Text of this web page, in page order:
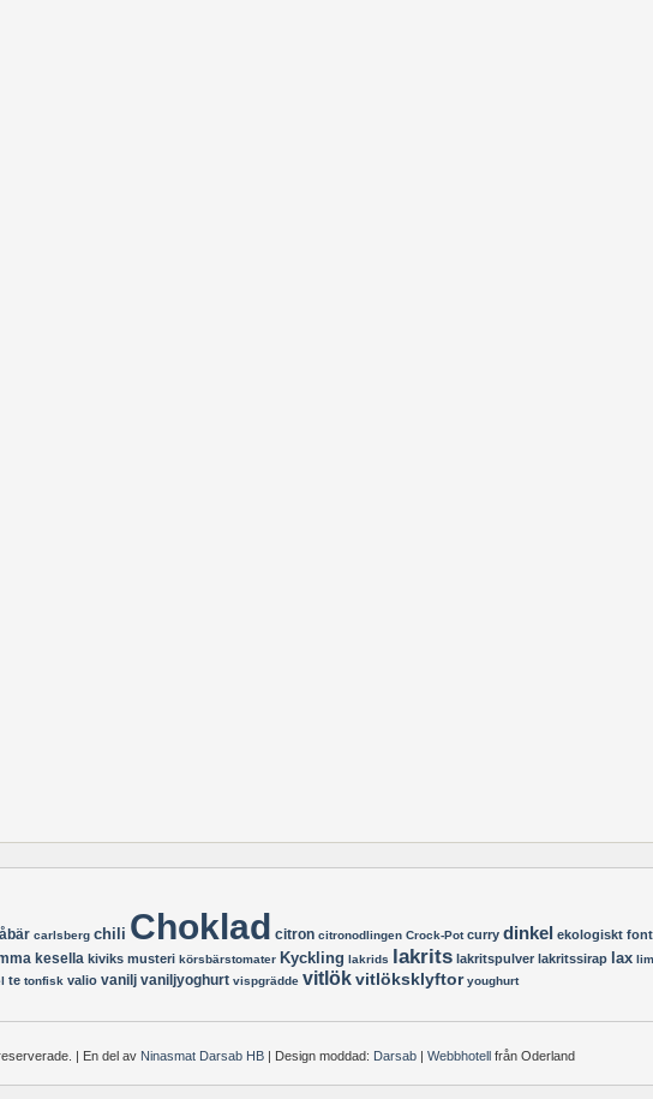
carlsberg chili Choklad citron citronodlingen Crock-Pot curry dinkel ekologiskt
kesella kiviks musteri körsbärstomater Kyckling lakrids lakrits lakritspulver lakritssirap lax
te tonfisk valio vanilj vaniljyoghurt vispgrädde vitlökvitlöksklyftor youghurt
| En del av Ninasmat Darsab HB | Design moddad: Darsab | Webbhotell från Oderland